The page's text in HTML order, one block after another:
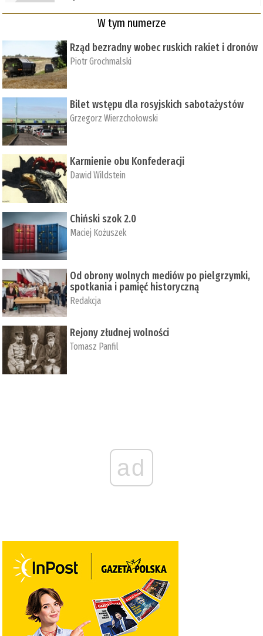
W tym numerze
Rząd bezradny wobec ruskich rakiet i dronów
Piotr Grochmalski
Bilet wstępu dla rosyjskich sabotażystów
Grzegorz Wierzchołowski
Karmienie obu Konfederacji
Dawid Wildstein
Chiński szok 2.0
Maciej Kożuszek
Od obrony wolnych mediów po pielgrzymki,
spotkania i pamięć historyczną
Redakcja
Rejony złudnej wolności
Tomasz Panfil
ad